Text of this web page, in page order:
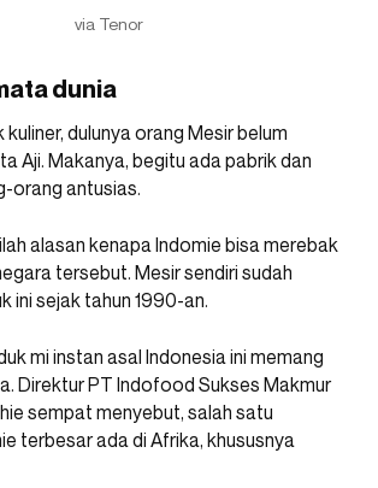
via Tenor
dunia
dulunya orang Mesir belum
Aji. Makanya, begitu ada pabrik dan
orang antusias.
alasan kenapa Indomie bisa merebak
tersebut. Mesir sendiri sudah
ini sejak tahun 1990-an.
mi instan asal Indonesia ini memang
Direktur PT Indofood Sukses Makmur
sempat menyebut, salah satu
terbesar ada di Afrika, khususnya